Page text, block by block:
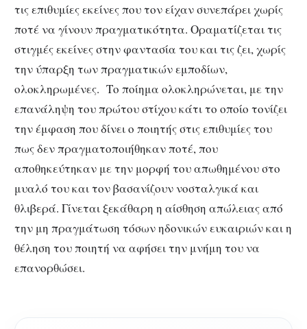
τις επιθυμίες εκείνες που τον είχαν συνεπάρει χωρίς
ποτέ να γίνουν πραγματικότητα. Οραματίζεται τις
στιγμές εκείνες στην φαντασία του και τις ζει, χωρίς
την ύπαρξη των πραγματικών εμποδίων,
ολοκληρωμένες. Το ποίημα ολοκληρώνεται, με την
επανάληψη του πρώτου στίχου κάτι το οποίο τονίζει
την έμφαση που δίνει ο ποιητής στις επιθυμίες του
πως δεν πραγματοποιήθηκαν ποτέ, που
αποθηκεύτηκαν με την μορφή του απωθημένου στο
μυαλό του και τον βασανίζουν νοσταλγικά και
θλιβερά. Γίνεται ξεκάθαρη η αίσθηση απώλειας από
την μη πραγμάτωση τόσων ηδονικών ευκαιριών και η
θέληση του ποιητή να αφήσει την μνήμη του να
επανορθώσει.